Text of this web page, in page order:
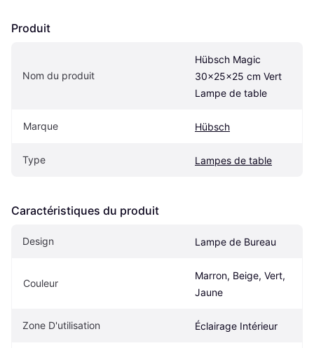
Produit
Nom du produit
Hübsch Magic
30x25x25 cm Vert
Lampe de table
Marque Hübsch
Type Lampes de table
Caractéristiques du produit
Design Lampe de Bureau
Couleur
Marron, Beige, Vert,
Jaune
Zone D'utilisation Éclairage Intérieur